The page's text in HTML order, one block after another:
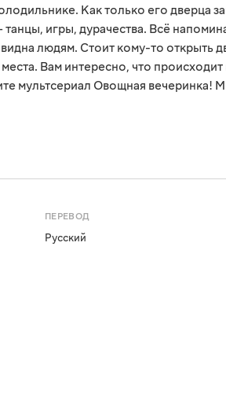
Как только его дверца
танцы, игры, дурачества. Всё
людям. Стоит кому-то открыть
Вам интересно, что
мультсериал Овощная вечеринка!
ПЕРЕВОД
Русский